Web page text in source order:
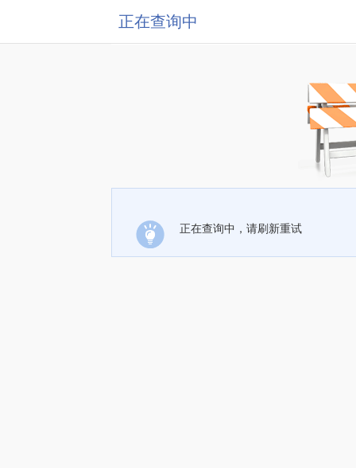
正在查询中
正在查询中，请刷新重试